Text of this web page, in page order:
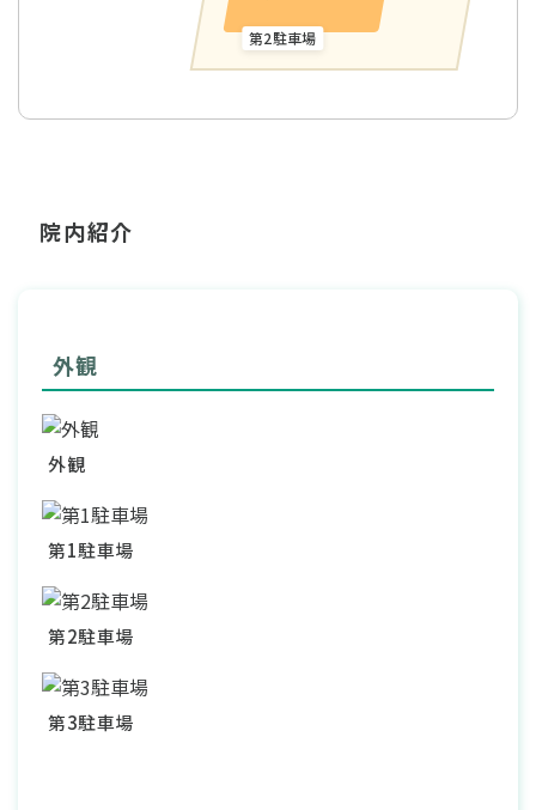
第2駐車場
院内紹介
外観
外観
第1駐車場
第2駐車場
第3駐車場